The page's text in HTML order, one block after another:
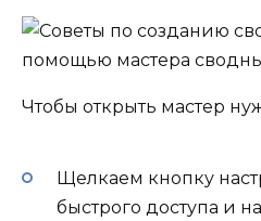
Чтобы открыть мастер
Щелкаем кнопку
быстрого доступа и